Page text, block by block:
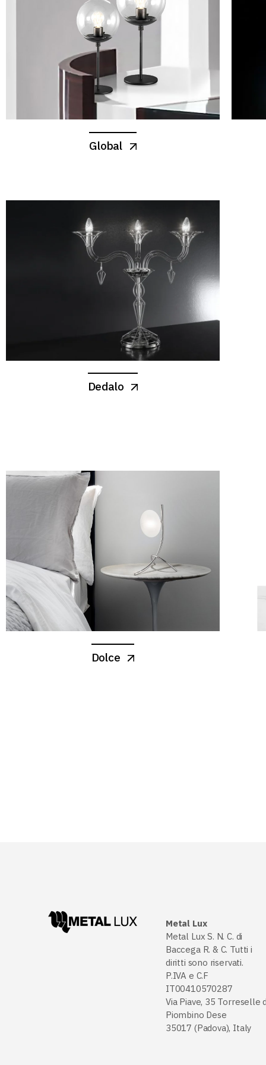
Global
Dedalo
Dolce
Metal Lux
Metal Lux S. N. C. di
Baccega R. & C. Tutti i
diritti sono riservati.
P.IVA e C.F
IT00410570287
Via Piave, 35 Torreselle
Piombino Dese
35017 (Padova), Italy